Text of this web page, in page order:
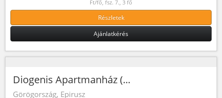
Ft/fő, fsz. 7., 3 fő
Részletek
Ajánlatkérés
Diogenis Apartmanház (...
Görögország, Epirusz